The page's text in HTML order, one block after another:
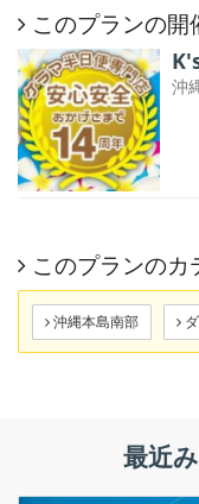
このプランの開
沖
このプランのカ
沖縄本島南部 ダ
最近